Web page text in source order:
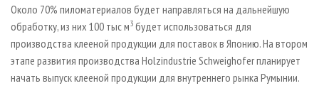
Около 70% пиломатериалов будет направляться на дальнейшую
обработку, из них 100 тыс м3 будет использоваться для
производства клееной продукции для поставок в Японию. На втором
этапе развития производства Holzindustrie Schweighofer планирует
начать выпуск клееной продукции для внутреннего рынка Румынии.